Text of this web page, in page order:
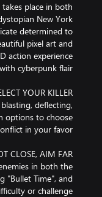
place in both
New York
determined to
pixel art and
action experience
deflecting,
options to choose
in both the
"Bullet Time", and
or challenge